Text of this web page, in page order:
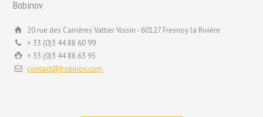
Bobinov
20 rue des Carrières Vattier Voisin - 60127 Fresnoy la Rivière
+ 33 (0)3 44 88 60 99
+ 33 (0)3 44 88 63 95
contact@bobinov.com